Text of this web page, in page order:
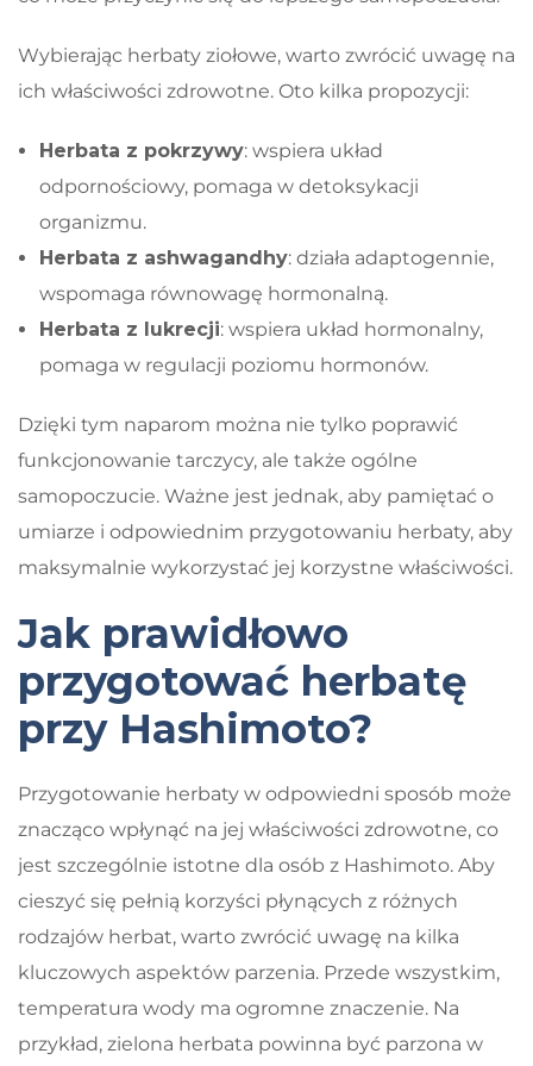
Wybierając herbaty ziołowe, warto zwrócić uwagę na
ich właściwości zdrowotne. Oto kilka propozycji:
Herbata z pokrzywy: wspiera układ
odpornościowy, pomaga w detoksykacji
organizmu.
Herbata z ashwagandhy: działa adaptogennie,
wspomaga równowagę hormonalną.
Herbata z lukrecji: wspiera układ hormonalny,
pomaga w regulacji poziomu hormonów.
Dzięki tym naparom można nie tylko poprawić
funkcjonowanie tarczycy, ale także ogólne
samopoczucie. Ważne jest jednak, aby pamiętać o
umiarze i odpowiednim przygotowaniu herbaty, aby
maksymalnie wykorzystać jej korzystne właściwości.
Jak prawidłowo
przygotować herbatę
przy Hashimoto?
Przygotowanie herbaty w odpowiedni sposób może
znacząco wpłynąć na jej właściwości zdrowotne, co
jest szczególnie istotne dla osób z Hashimoto. Aby
cieszyć się pełnią korzyści płynących z różnych
rodzajów herbat, warto zwrócić uwagę na kilka
kluczowych aspektów parzenia. Przede wszystkim,
temperatura wody ma ogromne znaczenie. Na
przykład, zielona herbata powinna być parzona w